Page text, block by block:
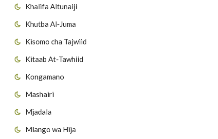
Khalifa Altunaiji
Khutba Al-Juma
Kisomo cha Tajwiid
Kitaab At-Tawhiid
Kongamano
Mashairi
Mjadala
Mlango wa Hija